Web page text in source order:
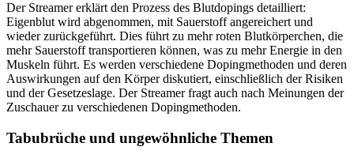
Der Streamer erklärt den Prozess des Blutdopings detailliert:
Eigenblut wird abgenommen, mit Sauerstoff angereichert und
wieder zurückgeführt. Dies führt zu mehr roten Blutkörperchen, die
mehr Sauerstoff transportieren können, was zu mehr Energie in den
Muskeln führt. Es werden verschiedene Dopingmethoden und deren
Auswirkungen auf den Körper diskutiert, einschließlich der Risiken
und der Gesetzeslage. Der Streamer fragt auch nach Meinungen der
Zuschauer zu verschiedenen Dopingmethoden.
Tabubrüche und ungewöhnliche Themen